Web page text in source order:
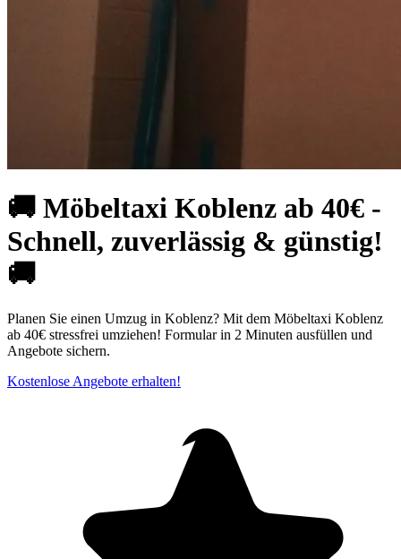
🚚 Möbeltaxi Koblenz ab 40€ -
Schnell, zuverlässig & günstig!
🚚
Planen Sie einen Umzug in Koblenz? Mit dem Möbeltaxi Koblenz
ab 40€ stressfrei umziehen! Formular in 2 Minuten ausfüllen und
Angebote sichern.
Kostenlose Angebote erhalten!